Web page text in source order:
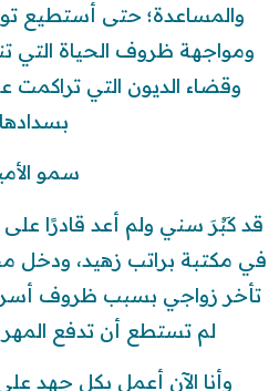
والمساعدة؛ حتى أستطيع
ومواجهة ظروف الحياة التي
وقضاء الديون التي تراكمت
سمو
قد كَبُرَ سني ولم أعد قادرًا
في مكتبة براتب زهيد، ودخل
تأخر زواجي بسبب ظروف
لم تستطع أن تدفع المهر
وأنا الآن أعمل بكل جهد على